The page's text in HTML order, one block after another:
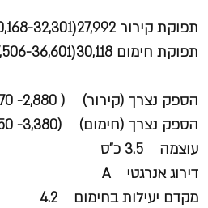
תפוקת קירור BTU/H (10,168-32,301)27,992
תפוקת חימום BTU/H (7,506-36,601)30,118
הספק נצרך (קירור) ( 2,880- 670) 2,129
הספק נצרך (חימום) (3,380- 650) 2,093
עוצמה 3.5 כ"ס
דירוג אנרגטי A
מקדם יעילות בחימום 4.2